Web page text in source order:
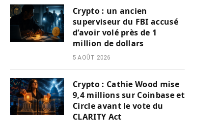
Crypto : un ancien
superviseur du FBI accusé
d’avoir volé près de 1
million de dollars
5 AOÛT 2026
Crypto : Cathie Wood mise
9,4 millions sur Coinbase et
Circle avant le vote du
CLARITY Act